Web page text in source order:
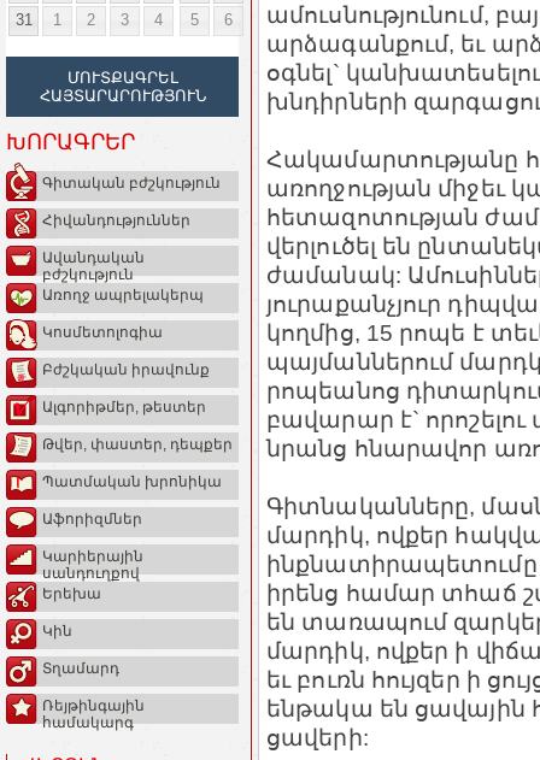
31
1 2 3 4 5 6
ՄՈՒՏՔԱԳՐԵԼ
ՀԱՅՏԱՐԱՐՈՒԹՅՈՒՆ
ԽՈՐԱԳՐԵՐ
Գիտական բժշկություն
Հիվանդություններ
Ավանդական
բժշկություն
Առողջ ապրելակերպ
Կոսմետոլոգիա
Բժշկական իրավունք
Ալգորիթմեր, թեստեր
Թվեր, փաստեր, դեպքեր
Պատմական խրոնիկա
Աֆորիզմներ
Կարիերային
սանդուղքով
Երեխա
Կին
Տղամարդ
Ռեյթինգային
համակարգ
ամուսնությունում,
արձագանքում, եւ
օգնել`
խնդիրների
Հակամարտությանը
առողջության
հետազոտության
վերլուծել են
ժամանակ:
յուրաքանչյուր
կողմից, 15 րոպե է
պայմաններում
րոպեանոց
բավարար է`
նրանց հնարավոր
Գիտնականները,
մարդիկ, ովքեր
ինքնատիրապետումը
իրենց համար տհաճ
են տառապում
մարդիկ, ովքեր ի
եւ բուռն հույզեր ի
ենթակա են ցավային
ցավերի: